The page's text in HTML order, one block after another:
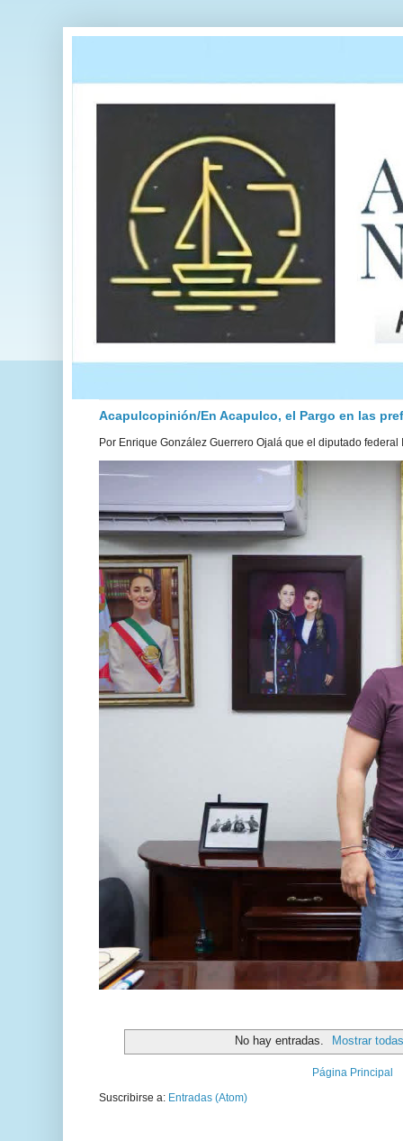
Acapulcopinión/En Acapulco, el Pargo en las
Por Enrique González Guerrero Ojalá que el diputado
No hay entradas. Mostrar
Página Principal
Suscribirse a: Entradas (Atom)